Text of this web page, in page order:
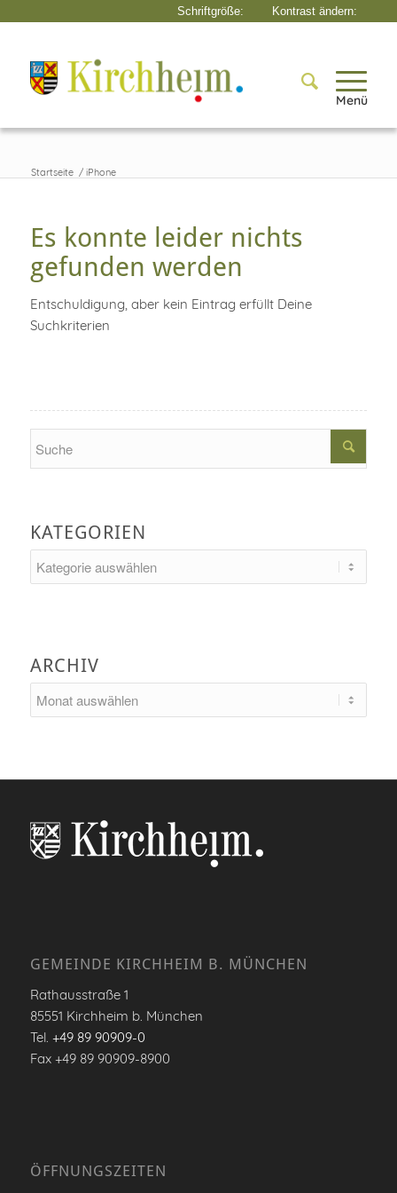
Menü
Startseite / iPhone
Es konnte leider nichts
gefunden werden
Entschuldigung, aber kein Eintrag erfüllt Deine
Suchkriterien
KATEGORIEN
ARCHIV
GEMEINDE KIRCHHEIM B. MÜNCHEN
Rathausstraße 1
85551 Kirchheim b. München
Tel. +49 89 90909-0
Fax +49 89 90909-8900
ÖFFNUNGSZEITEN